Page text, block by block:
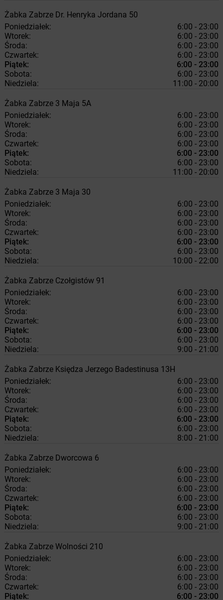
Żabka Zabrze Dr. Henryka Jordana 50
Poniedziałek:
6:00 - 23:00
Wtorek:
6:00 - 23:00
Środa:
6:00 - 23:00
Czwartek:
6:00 - 23:00
Piątek:
6:00 - 23:00
Sobota:
6:00 - 23:00
Niedziela:
11:00 - 20:00
Żabka Zabrze 3 Maja 5A
Poniedziałek:
6:00 - 23:00
Wtorek:
6:00 - 23:00
Środa:
6:00 - 23:00
Czwartek:
6:00 - 23:00
Piątek:
6:00 - 23:00
Sobota:
6:00 - 23:00
Niedziela:
11:00 - 20:00
Żabka Zabrze 3 Maja 30
Poniedziałek:
6:00 - 23:00
Wtorek:
6:00 - 23:00
Środa:
6:00 - 23:00
Czwartek:
6:00 - 23:00
Piątek:
6:00 - 23:00
Sobota:
6:00 - 23:00
Niedziela:
10:00 - 22:00
Żabka Zabrze Czołgistów 91
Poniedziałek:
6:00 - 23:00
Wtorek:
6:00 - 23:00
Środa:
6:00 - 23:00
Czwartek:
6:00 - 23:00
Piątek:
6:00 - 23:00
Sobota:
6:00 - 23:00
Niedziela:
9:00 - 21:00
Żabka Zabrze Księdza Jerzego Badestinusa 13H
Poniedziałek:
6:00 - 23:00
Wtorek:
6:00 - 23:00
Środa:
6:00 - 23:00
Czwartek:
6:00 - 23:00
Piątek:
6:00 - 23:00
Sobota:
6:00 - 23:00
Niedziela:
8:00 - 21:00
Żabka Zabrze Dworcowa 6
Poniedziałek:
6:00 - 23:00
Wtorek:
6:00 - 23:00
Środa:
6:00 - 23:00
Czwartek:
6:00 - 23:00
Piątek:
6:00 - 23:00
Sobota:
6:00 - 23:00
Niedziela:
9:00 - 21:00
Żabka Zabrze Wolności 210
Poniedziałek:
6:00 - 23:00
Wtorek:
6:00 - 23:00
Środa:
6:00 - 23:00
Czwartek:
6:00 - 23:00
Piątek:
6:00 - 23:00